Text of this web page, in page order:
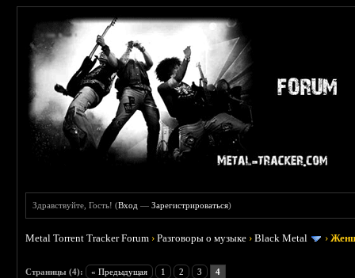
Здравствуйте, Гость! (Вход —Зарегистрироваться)
Metal Torrent Tracker Forum ›Разговоры о музыке ›Black Metal ›
Страницы (4): « Предыдущая 1 2 3 4